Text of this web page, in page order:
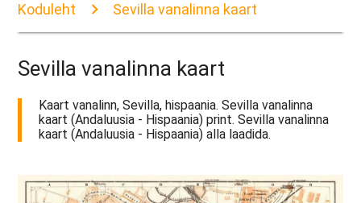
Koduleht Sevilla vanalinna kaart
Sevilla vanalinna kaart
Kaart vanalinn, Sevilla, hispaania. Sevilla vanalinna
kaart (Andaluusia - Hispaania) print. Sevilla vanalinna
kaart (Andaluusia - Hispaania) alla laadida.